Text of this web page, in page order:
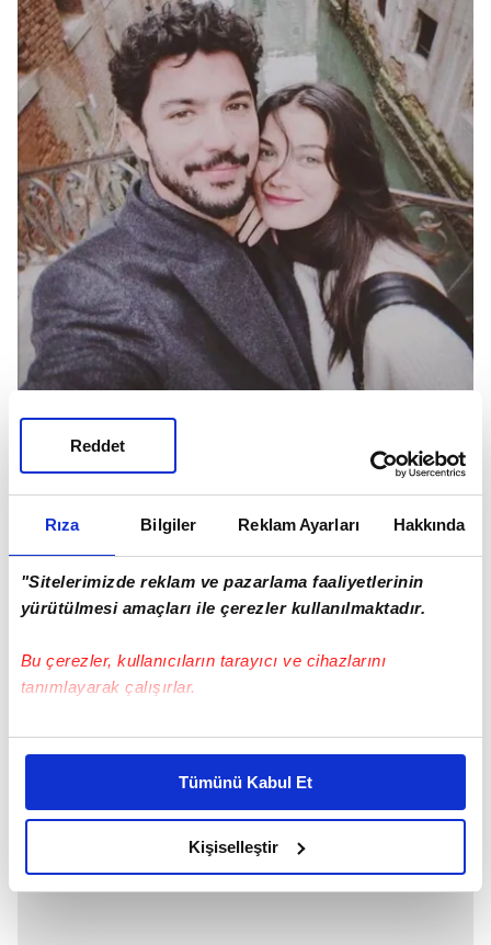
Rıza Bilgiler Reklam Ayarları Hakkında
"Sitelerimizde reklam ve pazarlama faaliyetlerinin
yürütülmesi amaçları ile çerezler kullanılmaktadır.
Bu çerezler, kullanıcıların tarayıcı ve cihazlarını
tanımlayarak çalışırlar.
Bu çerezlere izin vermeniz halinde sizlere özel
daha iyi reklam deneyimi yaşatabiliriz. Bunu yaparken
amacımızın size daha iyi bir reklam deneyimi sunmak
olduğunu ve sizlere en iyi içerikleri sunabilmek adına
elimizden gelen çabayı gösterdiğimizi ve bu noktada,
reklamların maliyetlerimizi karşılamak noktasında tek gelir
Tümünü Kabul Et
Kişiselleştir
Reddet
Pınar Deniz,"Hamileliğimin keyfini sürüyorum.
Artık her şey açıkta olduğuna göre. Erkek
çocuğumuz olacak inşallah"dedi.